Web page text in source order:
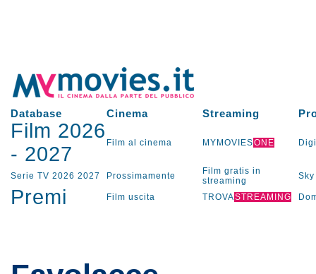
Database Cinema Streaming
Film 2026
- 2027 Film al cinema MYMOVIESONE
Serie TV 2026 2027 Prossimamente
Film gratis in
streaming
Sky
Premi Film uscita TROVASTREAMING